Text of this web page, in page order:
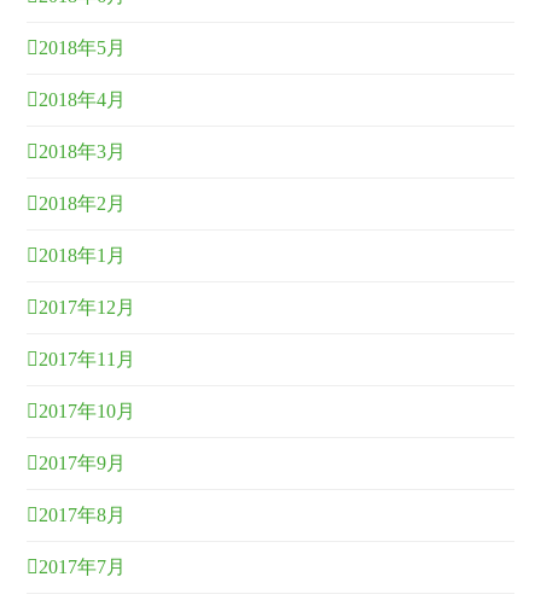
2018年5月
2018年4月
2018年3月
2018年2月
2018年1月
2017年12月
2017年11月
2017年10月
2017年9月
2017年8月
2017年7月